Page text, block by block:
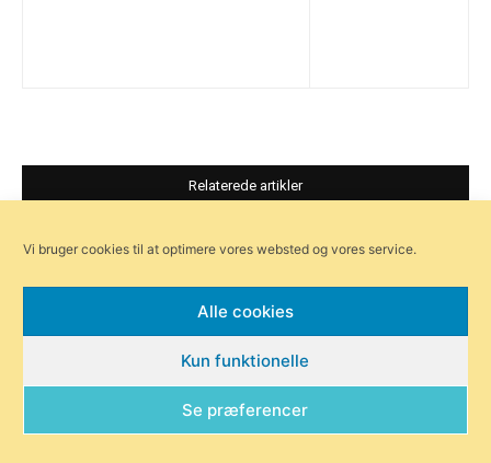
Relaterede artikler
Mindestenen ved Kollerup
Vi bruger cookies til at optimere vores websted og vores service.
Alle cookies
Kun funktionelle
Se præferencer